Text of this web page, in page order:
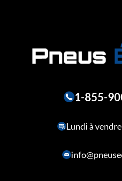
1-855-
Lundi à